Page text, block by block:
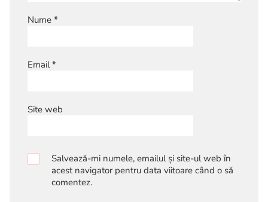
Nume *
Email*
Site web
Salvează-mi numele, emailul și site-ul web în
acest navigator pentru data viitoare când o să
comentez.